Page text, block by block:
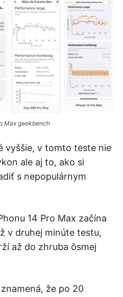
Max geekbench
vyššie, v tomto teste nie
ale aj to, ako si
s nepopulárnym
14 Pro Max začína
v druhej minúte testu,
až do zhruba ôsmej
že po 20